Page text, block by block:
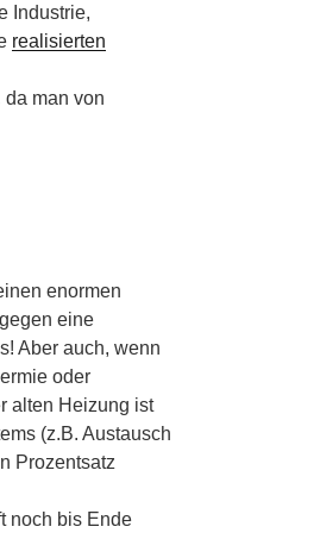
Industrie,
realisierten
man von
enormen
eine
Aber auch, wenn
oder
alten Heizung ist
(z.B. Austausch
Prozentsatz
noch bis Ende